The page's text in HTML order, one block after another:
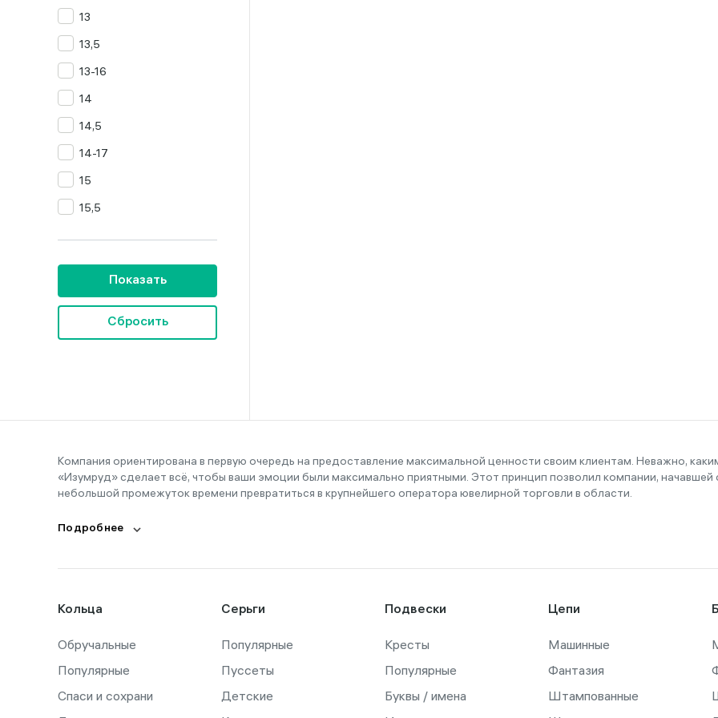
Цитрин
Янтарь
13
13,5
13-16
14
14,5
14-17
15
15,5
16,5
16,5-20
16,5-23,5
16-18
16-20
17,5
18
18,5
18-19
18-21,5
Показать
Сбросить
Компания ориентирована в первую очередь на предоставление максимальной ценности своим клиентам. Неважно,
«Изумруд» сделает всё, чтобы ваши эмоции были максимально приятными. Этот принцип позволил компании, начавшей
небольшой промежуток времени превратиться в крупнейшего оператора ювелирной торговли в области.
Подробнее
Кольца
Обручальные
Популярные
Спаси и сохрани
Серьги
Популярные
Пуссеты
Детские
Подвески
Кресты
Популярные
Буквы / имена
Цепи
Машинные
Фантазия
Штампованные